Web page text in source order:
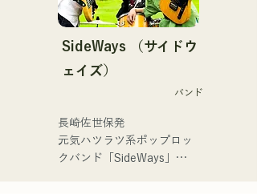
Hannibal Halloween Music
Festival ,sunset live2019、
鷹祭Summer Boostイベン
トステージにも出演。MCと
cup2019 Public viewing、競
輪日本一ダービーの場内ア
ナウンス、ラグビー女子日
本代表世界大会スタジアム
コンセプトは、「等身大の
ままで。僕とあなたのため
の音楽を。」気持ちが落ち
まう時こそ聴いてほしい。
自分自身も迷いや葛藤を抱
作り物ではなく、ありのま
まの感情や言葉をそのまま
音楽にしている。
SideWays （サイドウ
ェイズ）
バンド
長崎佐世保発
元気ハツラツ系ポップロッ
クバンド「SideWays」